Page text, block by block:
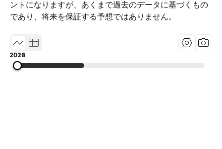
ントになりますが、あくまで過去のデータに基づくもの
であり、将来を保証する予想ではありません。
2012
2019
2026